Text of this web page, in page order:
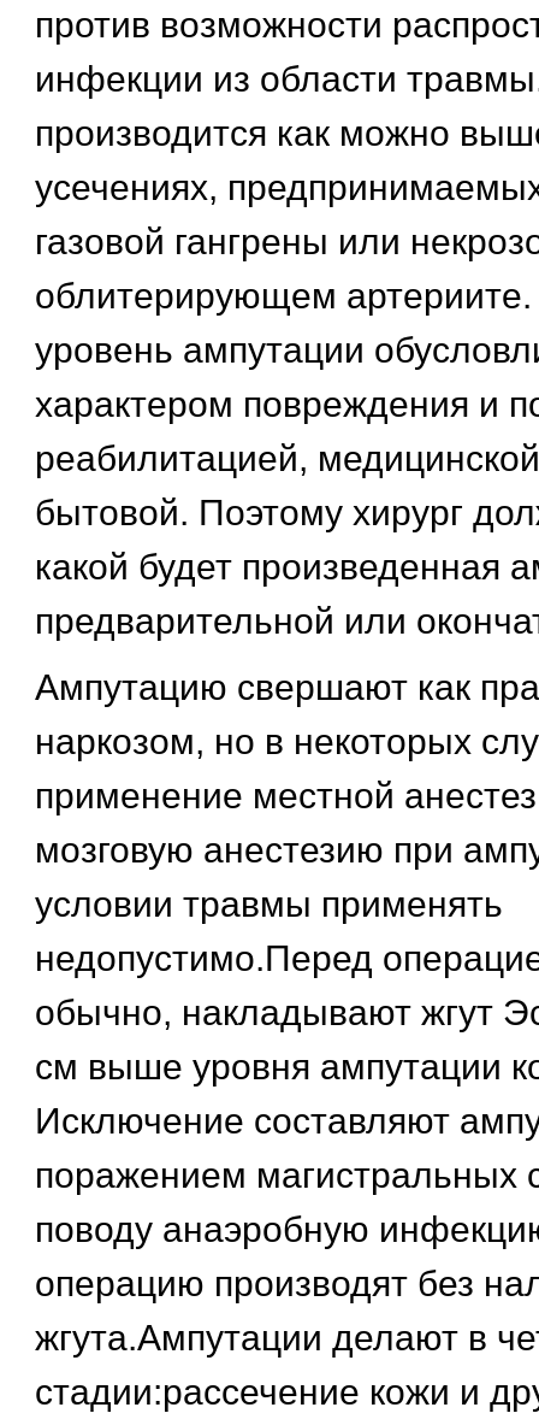
против возможности
инфекции из области
производится как можно
усечениях,
газовой гангрены или
облитерирующем артериите.
уровень ампутации
характером повреждения и
реабилитацией,
бытовой. Поэтому хирург
какой будет произведенная
предварительной или
Ампутацию свершают как
наркозом, но в некоторых
применение местной
мозговую анестезию при
условии травмы применять
недопустимо.Перед
обычно, накладывают жгут
см выше уровня ампутации
Исключение составляют
поражением магистральных
поводу анаэробную
операцию производят без
жгута.Ампутации делают в
стадии:рассечение кожи и